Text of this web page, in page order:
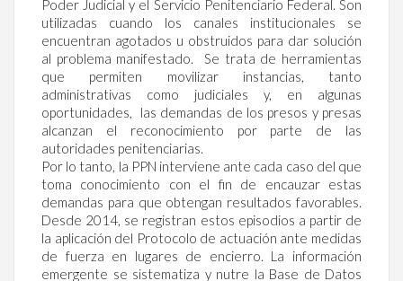
Poder Judicial y el Servicio Penitenciario Federal. Son
utilizadas cuando los canales institucionales se
encuentran agotados u obstruidos para dar solución
al problema manifestado. Se trata de herramientas
que permiten movilizar instancias, tanto
administrativas como judiciales y, en algunas
oportunidades, las demandas de los presos y presas
alcanzan el reconocimiento por parte de las
autoridades penitenciarias.
Por lo tanto, la PPN interviene ante cada caso del que
toma conocimiento con el fin de encauzar estas
demandas para que obtengan resultados favorables.
Desde 2014, se registran estos episodios a partir de
la aplicación del Protocolo de actuación ante medidas
de fuerza en lugares de encierro. La información
emergente se sistematiza y nutre la Base de Datos